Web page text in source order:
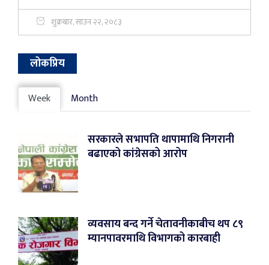
शुक्रबार, साउन २२, २०८३
लोकप्रिय
Week Month
सरकारले सभापति थापामाथि निगरानी
बढाएको कांग्रेसको आरोप
व्यवसाय बन्द गर्ने चेतावनीकाबीच थप ८९
म्यानपावरमाथि विभागको कारबाही